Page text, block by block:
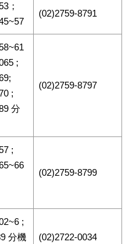
；
(02)2759-8791
;
;
分
(02)2759-8797
;
(02)2759-8799
;
分機
(02)2722-0034